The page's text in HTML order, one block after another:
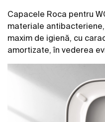
Capacele Roca pentru
materiale
maxim de igienă, cu
amortizate, în vederea